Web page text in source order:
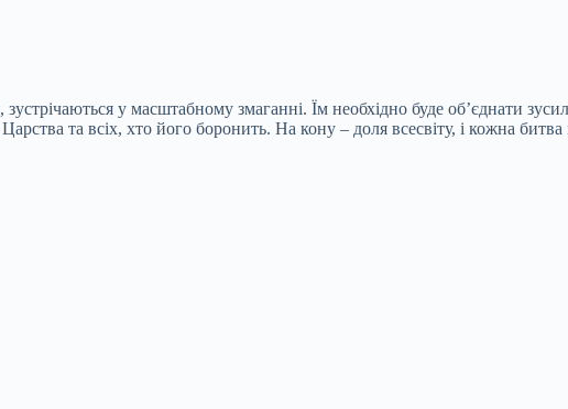
у масштабному змаганні. Їм необхідно буде об’єднати
та всіх, хто його боронить. На кону – доля всесвіту, і кожна